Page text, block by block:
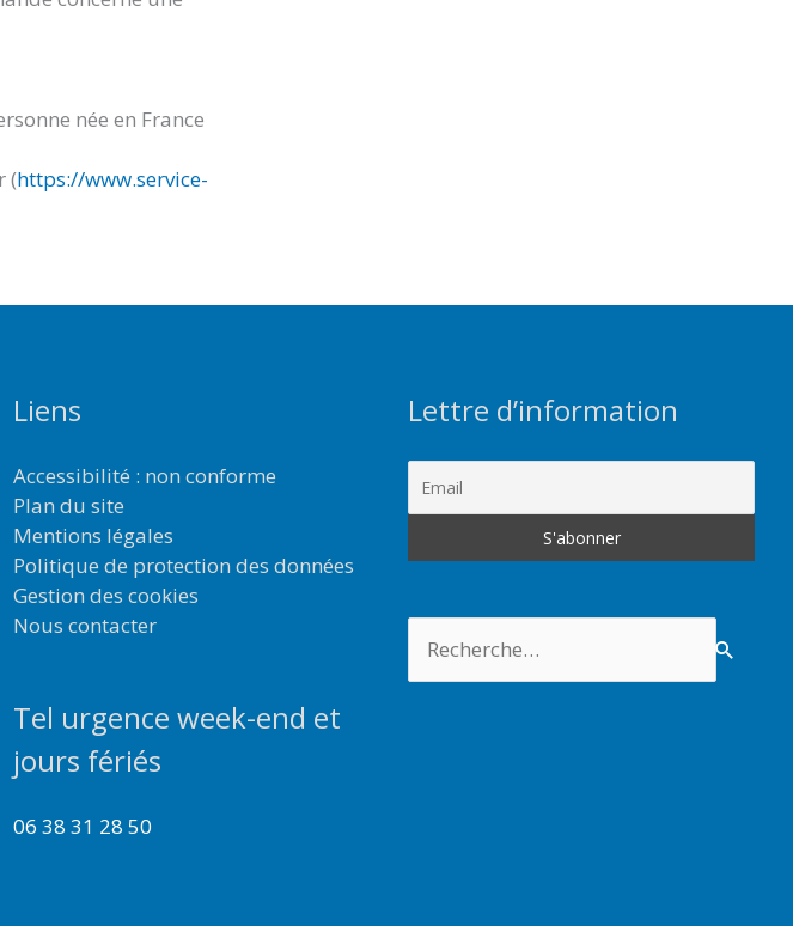
née en France
(https://www.service-
Liens
Accessibilité : non conforme
Plan du site
Mentions légales
Politique de protection des données
Gestion des cookies
Nous contacter
Tel urgence week-end et
jours fériés
06 38 31 28 50
Lettre d’information